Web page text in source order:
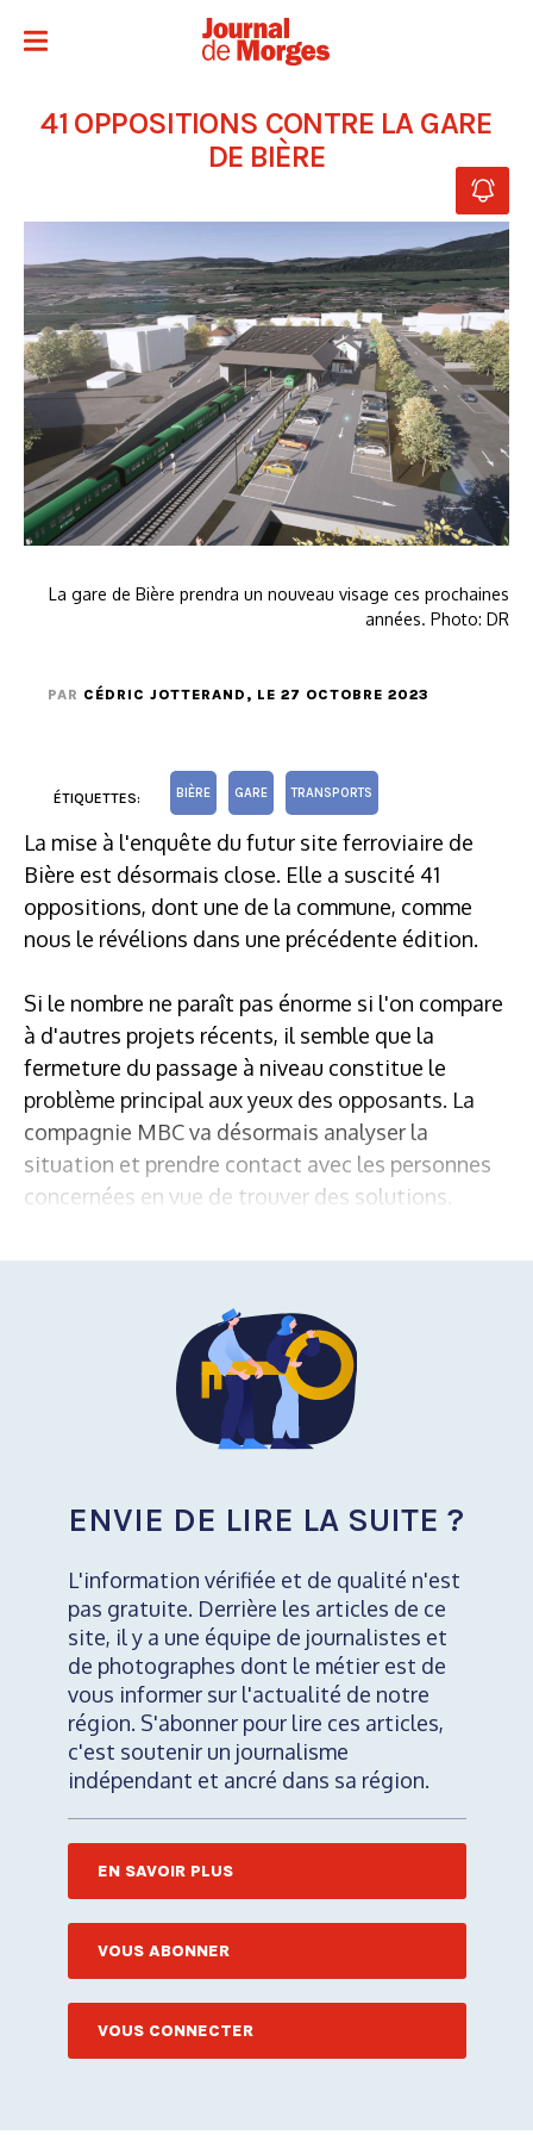
41 OPPOSITIONS CONTRE LA GARE
DE BIÈRE
La gare de Bière prendra un nouveau visage ces prochaines
années. Photo: DR
PAR CÉDRIC JOTTERAND , LE 27 OCTOBRE 2023
ÉTIQUETTES: BIÈRE GARE TRANSPORTS
La mise à l'enquête du futur site ferroviaire de
Bière est désormais close. Elle a suscité 41
oppositions, dont une de la commune, comme
nous le révélions dans une précédente édition.
Si le nombre ne paraît pas énorme si l'on compare
à d'autres projets récents, il semble que la
fermeture du passage à niveau constitue le
problème principal aux yeux des opposants. La
compagnie MBC va désormais analyser la
situation et prendre contact avec les personnes
concernées en vue de trouver des solutions.
ENVIE DE LIRE LA SUITE ?
L'information vérifiée et de qualité n'est
pas gratuite. Derrière les articles de ce
site, il y a une équipe de journalistes et
de photographes dont le métier est de
vous informer sur l'actualité de notre
région. S'abonner pour lire ces articles,
c'est soutenir un journalisme
indépendant et ancré dans sa région.
EN SAVOIR PLUS
VOUS ABONNER
VOUS CONNECTER